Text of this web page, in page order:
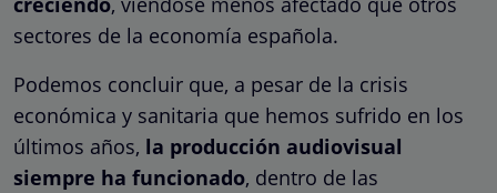
sectores de la economía española.
Podemos concluir que, a pesar de la crisis
económica y sanitaria que hemos sufrido en los
últimos años, la producción audiovisual
siempre ha funcionado, dentro de las